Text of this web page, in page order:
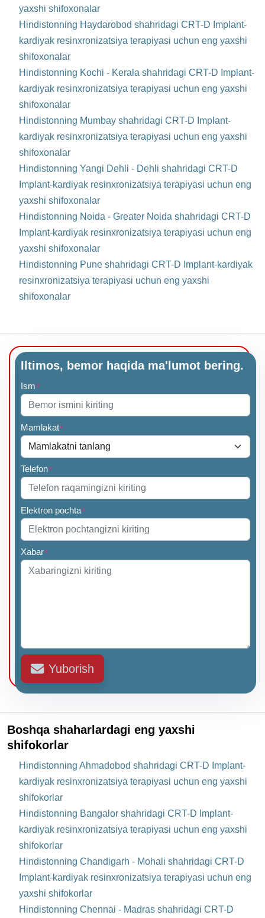
yaxshi shifoxonalar
Hindistonning Haydarobod shahridagi CRT-D Implant-
kardiyak resinxronizatsiya terapiyasi uchun eng yaxshi
shifoxonalar
Hindistonning Kochi - Kerala shahridagi CRT-D Implant-
kardiyak resinxronizatsiya terapiyasi uchun eng yaxshi
shifoxonalar
Hindistonning Mumbay shahridagi CRT-D Implant-
kardiyak resinxronizatsiya terapiyasi uchun eng yaxshi
shifoxonalar
Hindistonning Yangi Dehli - Dehli shahridagi CRT-D
Implant-kardiyak resinxronizatsiya terapiyasi uchun eng
yaxshi shifoxonalar
Hindistonning Noida - Greater Noida shahridagi CRT-D
Implant-kardiyak resinxronizatsiya terapiyasi uchun eng
yaxshi shifoxonalar
Hindistonning Pune shahridagi CRT-D Implant-kardiyak
resinxronizatsiya terapiyasi uchun eng yaxshi
shifoxonalar
Iltimos, bemor haqida ma'lumot bering.
Ism*
Mamlakat*
Telefon*
Elektron pochta*
Xabar*
Yuborish
Boshqa shaharlardagi eng yaxshi
shifokorlar
Hindistonning Ahmadobod shahridagi CRT-D Implant-
kardiyak resinxronizatsiya terapiyasi uchun eng yaxshi
shifokorlar
Hindistonning Bangalor shahridagi CRT-D Implant-
kardiyak resinxronizatsiya terapiyasi uchun eng yaxshi
shifokorlar
Hindistonning Chandigarh - Mohali shahridagi CRT-D
Implant-kardiyak resinxronizatsiya terapiyasi uchun eng
yaxshi shifokorlar
Hindistonning Chennai - Madras shahridagi CRT-D